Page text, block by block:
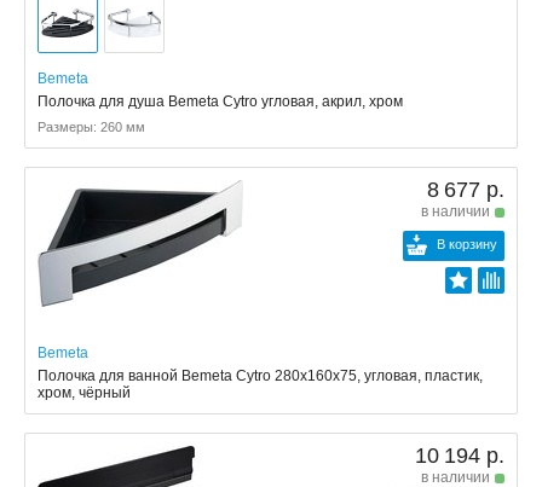
Bemeta
Полочка для душа Bemeta Cytro угловая, акрил, хром
Размеры: 260 мм
8 677 р.
в наличии
В корзину
Bemeta
Полочка для ванной Bemeta Cytro 280x160x75, угловая, пластик,
хром, чёрный
10 194 р.
в наличии